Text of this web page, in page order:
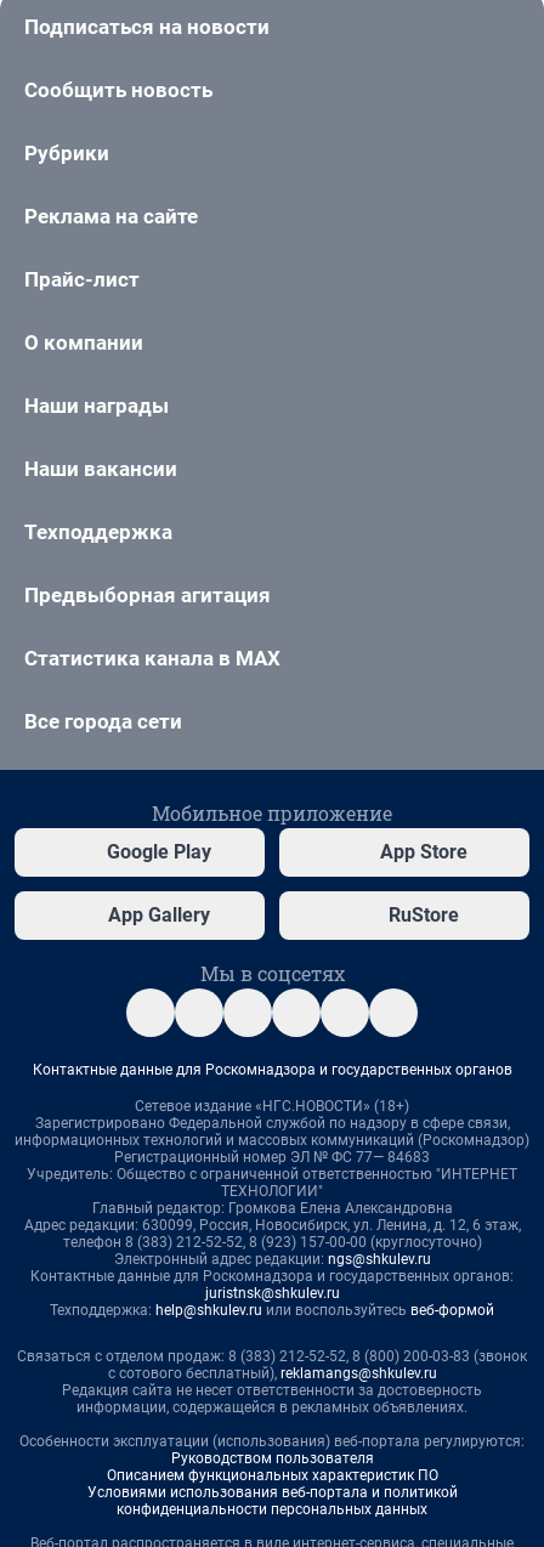
Подписаться на новости
Сообщить новость
Рубрики
Реклама на сайте
Прайс-лист
О компании
Наши награды
Наши вакансии
Техподдержка
Предвыборная агитация
Статистика канала в MAX
Все города сети
Мобильное приложение
Google Play App Store
App Gallery RuStore
Мы в соцсетях
Контактные данные для Роскомнадзора и государственных органов
Сетевое издание «НГС.НОВОСТИ» (18+)
Зарегистрировано Федеральной службой по надзору в сфере связи,
информационных технологий и массовых коммуникаций (Роскомнадзор)
Регистрационный номер ЭЛ № ФС 77— 84683
Учредитель: Общество с ограниченной ответственностью "ИНТЕРНЕТ
ТЕХНОЛОГИИ"
Главный редактор: Громкова Елена Александровна
Адрес редакции: 630099, Россия, Новосибирск, ул. Ленина, д. 12, 6 этаж,
телефон 8 (383) 212-52-52, 8 (923) 157-00-00 (круглосуточно)
Электронный адрес редакции: ngs@shkulev.ru
Контактные данные для Роскомнадзора и государственных органов:
juristnsk@shkulev.ru
Техподдержка: help@shkulev.ru или воспользуйтесь веб-формой
Связаться с отделом продаж: 8 (383) 212-52-52, 8 (800) 200-03-83 (звонок
с сотового бесплатный), reklamangs@shkulev.ru
Редакция сайта не несет ответственности за достоверность
информации, содержащейся в рекламных объявлениях.
Особенности эксплуатации (использования) веб-портала регулируются:
Руководством пользователя
Описанием функциональных характеристик ПО
Условиями использования веб-портала и политикой
конфиденциальности персональных данных